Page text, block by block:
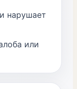
нарушает
или